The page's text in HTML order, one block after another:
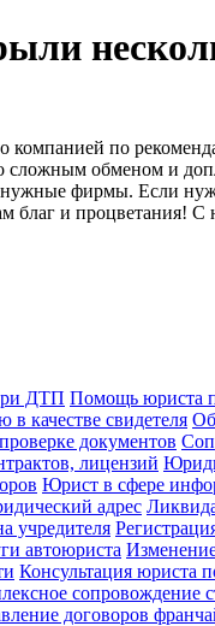
по
сложным обменом и
фирмы. Если
благ и процветания!
ДТП Помощь юриста
качестве свидетеля
документов
лицензий
Юрист в сфере
адрес
учредителя
автоюриста
Консультация юриста
сопровождение
договоров